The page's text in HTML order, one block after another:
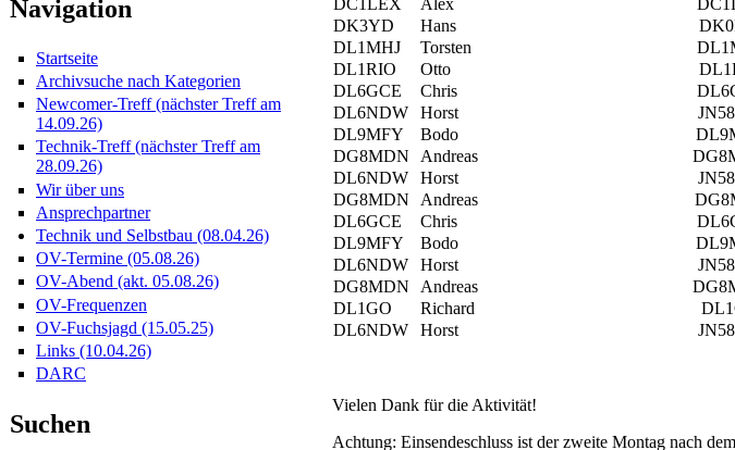
Navigation
Startseite
Archivsuche nach Kategorien
Newcomer-Treff (nächster Treff am
14.09.26)
Technik-Treff (nächster Treff am
28.09.26)
Wir über uns
Ansprechpartner
Technik und Selbstbau (08.04.26)
OV-Termine (05.08.26)
OV-Abend (akt. 05.08.26)
OV-Frequenzen
OV-Fuchsjagd (15.05.25)
Links (10.04.26)
DARC
Suchen
DK3YD
Hans
DL1MHJ
Torsten
DL1RIO
Otto
DL6GCE
Chris
DL6NDW
Horst
DL9MFY
Bodo
DG8MDN
Andreas
DL6NDW
Horst
DG8MDN
Andreas
DL6GCE
Chris
DL9MFY
Bodo
DL6NDW
Horst
DG8MDN
Andreas
DL1GO
Richard
DL6NDW
Horst
Vielen Dank für die Aktivität!
Achtung: Einsendeschluss ist der zweite Montag nach